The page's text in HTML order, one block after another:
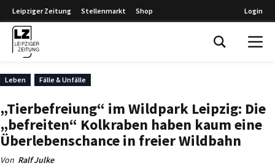
Leipziger Zeitung Stellenmarkt Shop Login
Leben Fälle & Unfälle
„Tierbefreiung“ im Wildpark Leipzig: Die
„befreiten“ Kolkraben haben kaum eine
Überlebenschance in freier Wildbahn
Von Ralf Julke